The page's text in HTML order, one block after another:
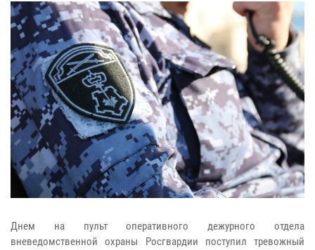
Днем на пульт оперативного дежурного отдела
вневедомственной охраны Росгвардии поступил тревожный